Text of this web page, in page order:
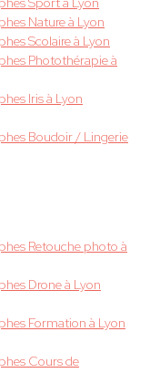
Nature à Lyon
Scolaire à Lyon
Photothérapie à
Iris à Lyon
Boudoir / Lingerie
Retouche photo à
Drone à Lyon
Formation à Lyon
Cours de